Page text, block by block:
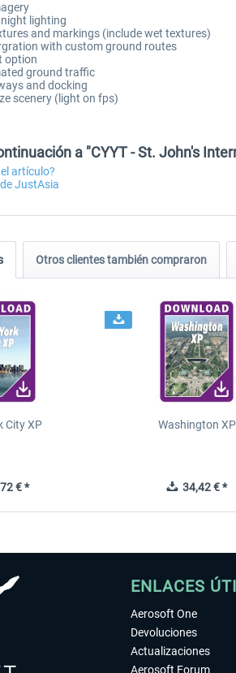
lighting
and markings (include wet textures)
with custom ground routes
option
ground traffic
and docking
scenery (light on fps)
a "CYYT - St. John's
artículo?
JustAsia
Otros clientes también compraron
City XP
€ *
Washington XP
34,42 € *
ENLACES
Aerosoft One
Devoluciones
Actualizaciones
Aerosoft Forum